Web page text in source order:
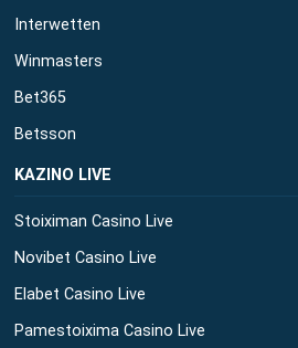
Interwetten
Winmasters
Bet365
Betsson
ΚΑΖΙΝΟ LIVE
Stoiximan Casino Live
Novibet Casino Live
Elabet Casino Live
Pamestoixima Casino Live